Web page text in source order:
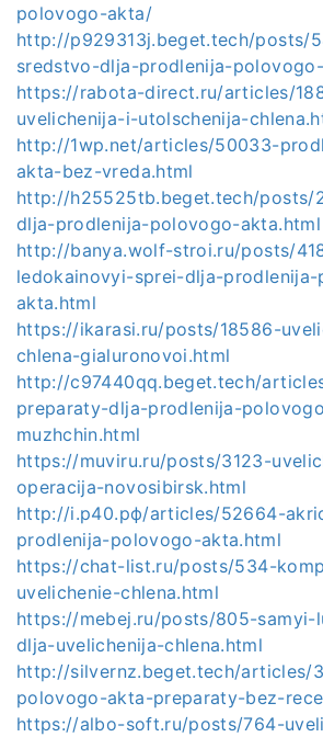
polovogo-akta/
http://p929313j.beget.tech/posts/
sredstvo-dlja-prodlenija-
https://rabota-direct.ru/articles/
uvelichenija-i-utolschenija-
http://1wp.net/articles/50033-
akta-bez-vreda.html
http://h25525tb.beget.tech/posts/
dlja-prodlenija-polovogo-akta.html
http://banya.wolf-stroi.ru/posts/
ledokainovyi-sprei-dlja-
akta.html
https://ikarasi.ru/posts/18586-
chlena-gialuronovoi.html
http://c97440qq.beget.tech/
preparaty-dlja-prodlenija-
muzhchin.html
https://muviru.ru/posts/3123-
operacija-novosibirsk.html
http://i.р40.рф/articles/52664-
prodlenija-polovogo-akta.html
https://chat-list.ru/posts/534-
uvelichenie-chlena.html
https://mebej.ru/posts/805-samyi-
dlja-uvelichenija-chlena.html
http://silvernz.beget.tech/articles/
polovogo-akta-preparaty-bez-
https://albo-soft.ru/posts/764-